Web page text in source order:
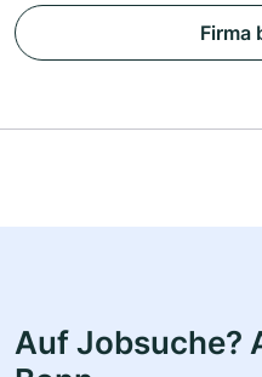
Firma
Auf Jobsuche?